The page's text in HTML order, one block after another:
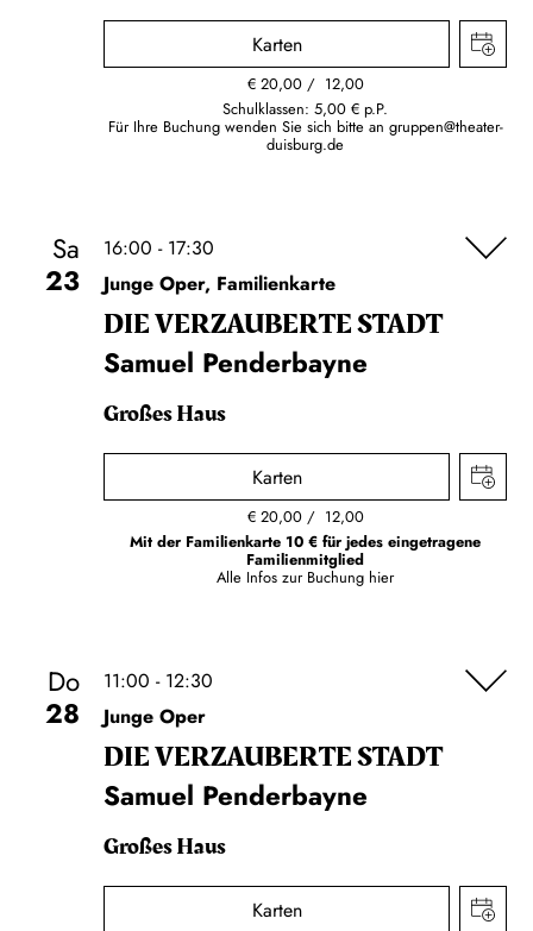
Karten
€ 20,00
12,00
Schulklassen: 5,00 € p.P.
Für Ihre Buchung wenden Sie sich bitte an gruppen@theater-
duisburg.de
Sa
23
16:00 - 17:30
Junge Oper, Familienkarte
DIE VERZAUBERTE STADT
Samuel Penderbayne
Großes Haus
Karten
€ 20,00
12,00
Mit der Familienkarte 10 € für jedes eingetragene
Familienmitglied
Alle Infos zur Buchung hier
Do
28
11:00 - 12:30
Junge Oper
DIE VERZAUBERTE STADT
Samuel Penderbayne
Großes Haus
Karten